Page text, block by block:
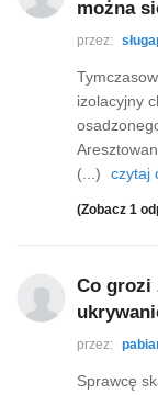
można
przez:
izolacyjny
(...)
czytaj
(Zobacz 1
Co grozi
przez:
Sprawcę